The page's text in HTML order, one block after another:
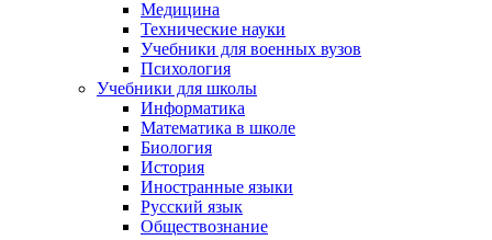
Медицина
Технические науки
Учебники для военных вузов
Психология
Учебники для школы
Информатика
Математика в школе
Биология
История
Иностранные языки
Русский язык
Обществознание